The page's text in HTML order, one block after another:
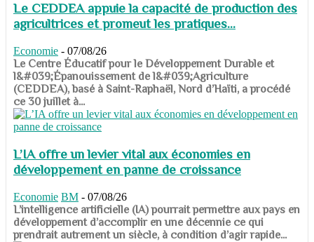
Le CEDDEA appuie la capacité de production des
agricultrices et promeut les pratiques...
Economie - 07/08/26
​​​​​​​Le Centre Éducatif pour le Développement Durable et
l&#039;Épanouissement de l&#039;Agriculture
(CEDDEA), basé à Saint-Raphaël, Nord d’Haïti, a procédé
ce 30 juillet à...
L’IA offre un levier vital aux économies en
développement en panne de croissance
Economie BM - 07/08/26
​​​​​​​L’intelligence artificielle (IA) pourrait permettre aux pays en
développement d’accomplir en une décennie ce qui
prendrait autrement un siècle, à condition d’agir rapide...